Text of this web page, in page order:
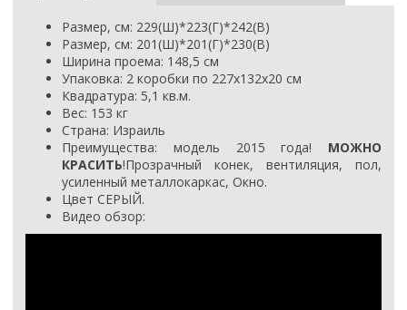
Размер, см: 229(Ш)*223(Г)*242(В)
Размер, см: 201(Ш)*201(Г)*230(В)
Ширина проема: 148,5 см
Упаковка: 2 коробки по 227х132х20 см
Квадратура: 5,1 кв.м.
Вес: 153 кг
Страна: Израиль
Преимущества: модель 2015 года! МОЖНО
КРАСИТЬ!Прозрачный конек, вентиляция, пол,
усиленный металлокаркас, Окно.
Цвет СЕРЫЙ.
Видео обзор: